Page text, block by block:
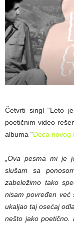
Četvrti singl “Leto
poetičnim video
albuma “Deca novog
„Ova pesma mi je
slušam sa
zabeležimo tako
nisam povređen već
ukaljao taj osećaj
nešto jako